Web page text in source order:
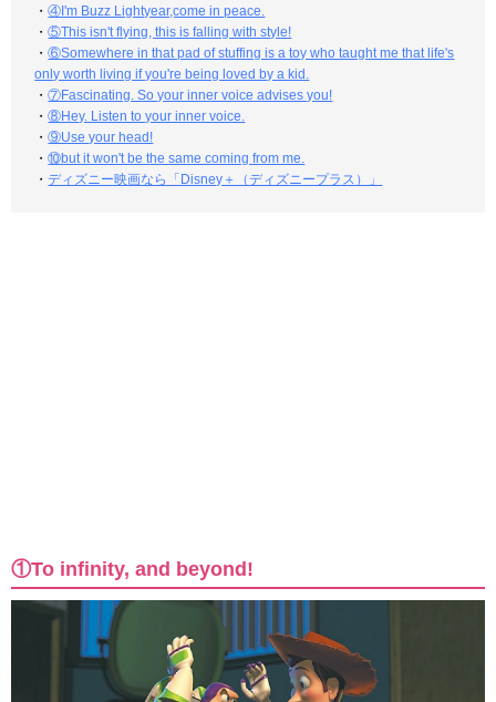
・④I'm Buzz Lightyear,come in peace.
・⑤This isn't flying, this is falling with style!
・⑥Somewhere in that pad of stuffing is a toy who taught me that life's
only worth living if you're being loved by a kid.
・⑦Fascinating. So your inner voice advises you!
・⑧Hey. Listen to your inner voice.
・⑨Use your head!
・⑩but it won't be the same coming from me.
・ディズニー映画なら「Disney＋（ディズニープラス）」
①To infinity, and beyond!